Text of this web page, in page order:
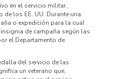
en el servicio militar,
de los EE. UU. Durante una
o expedición para la cual
de campaña según las
el Departamento de
del servicio de las
un veterano que,